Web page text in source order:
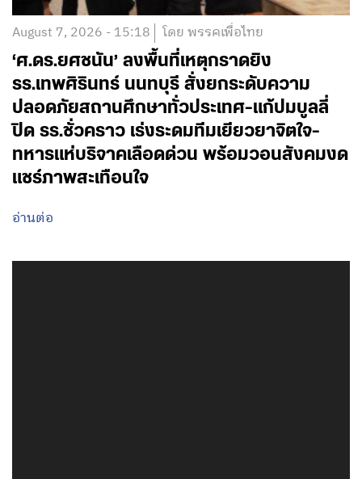
August 7, 2026 - 15:18 โดย พรรคเพื่อไทย
‘ศ.ดร.ยศชนัน’ ลงพื้นที่เหตุกราดยิง
รร.เทพศิรินทร์ นนทบุรี สั่งยกระดับความ
ปลอดภัยสถานศึกษาทั่วประเทศ-แก้ปมบูลลี่
ปิด รร.ชั่วคราว เร่งระดมทีมเยียวยาจิตใจ-
ทหารแห่บริจาคเลือดด่วน พร้อมวอนสังคมงด
แชร์ภาพสะเทือนใจ
อ่านต่อ